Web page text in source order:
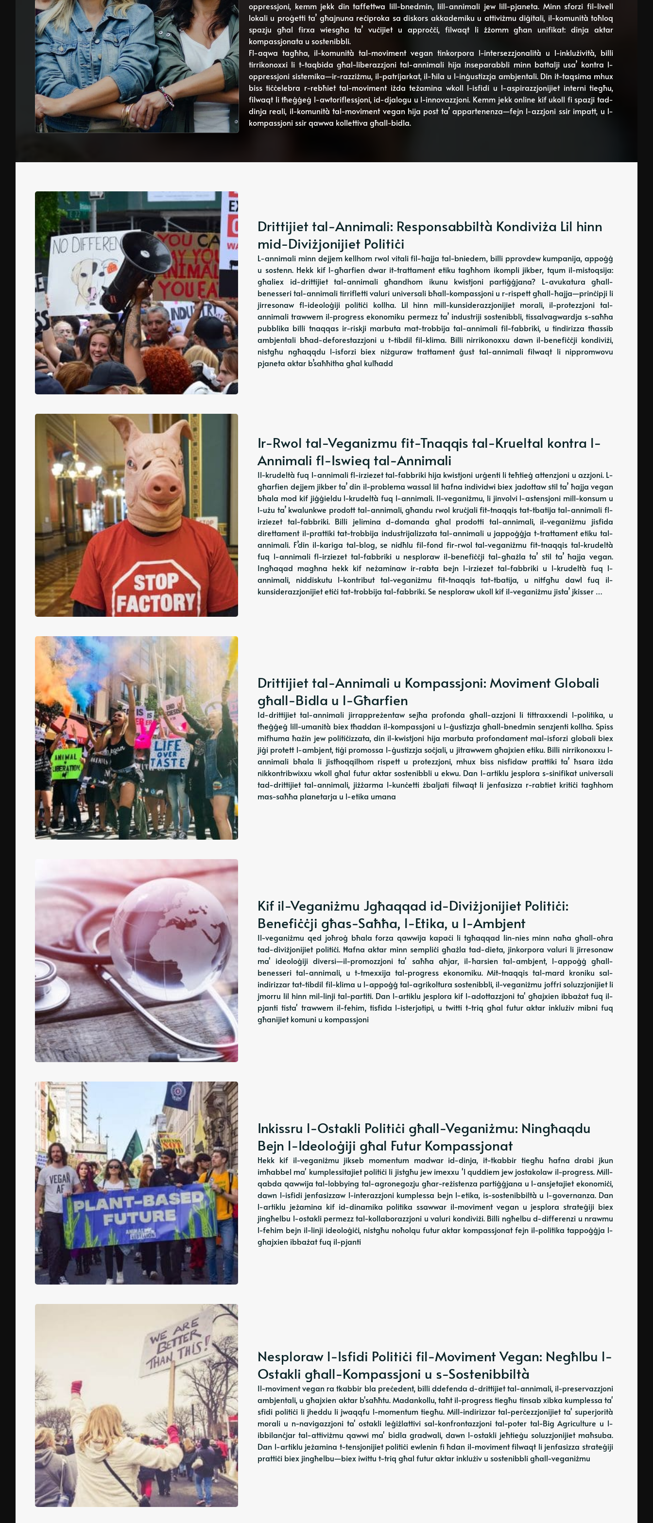
oppressjoni, kemm jekk din taffettwa lill-bnedmin, lill-annimali jew lill-pjaneta. Minn sforzi fil-livell
lokali u proġetti ta’ għajnuna reċiproka sa diskors akkademiku u attiviżmu diġitali, il-komunità toħloq
spazju għal firxa wiesgħa ta’ vuċijiet u approċċi, filwaqt li żżomm għan unifikat: dinja aktar
kompassjonata u sostenibbli.
Fl-aqwa tagħha, il-komunità tal-moviment vegan tinkorpora l-intersezzjonalità u l-inklużività, billi
tirrikonoxxi li t-taqbida għal-liberazzjoni tal-annimali hija inseparabbli minn battalji usa’ kontra l-
oppressjoni sistemika—ir-razziżmu, il-patrijarkat, il-ħila u l-inġustizzja ambjentali. Din it-taqsima mhux
biss tiċċelebra r-rebħiet tal-moviment iżda teżamina wkoll l-isfidi u l-aspirazzjonijiet interni tiegħu,
filwaqt li tħeġġeġ l-awtoriflessjoni, id-djalogu u l-innovazzjoni. Kemm jekk online kif ukoll fi spazji tad-
dinja reali, il-komunità tal-moviment vegan hija post ta’ appartenenza—fejn l-azzjoni ssir impatt, u l-
kompassjoni ssir qawwa kollettiva għall-bidla.
Drittijiet tal-Annimali: Responsabbiltà Kondiviża Lil hinn
mid-Diviżjonijiet Politiċi
L-annimali minn dejjem kellhom rwol vitali fil-ħajja tal-bniedem, billi pprovdew kumpanija, appoġġ
u sostenn. Hekk kif l-għarfien dwar it-trattament etiku tagħhom ikompli jikber, tqum il-mistoqsija:
għaliex id-drittijiet tal-annimali għandhom ikunu kwistjoni partiġġjana? L-avukatura għall-
benesseri tal-annimali tirrifletti valuri universali bħall-kompassjoni u r-rispett għall-ħajja—prinċipji li
jirresonaw fl-ideoloġiji politiċi kollha. Lil hinn mill-kunsiderazzjonijiet morali, il-protezzjoni tal-
annimali trawwem il-progress ekonomiku permezz ta’ industriji sostenibbli, tissalvagwardja s-saħħa
pubblika billi tnaqqas ir-riskji marbuta mat-trobbija tal-annimali fil-fabbriki, u tindirizza tħassib
ambjentali bħad-deforestazzjoni u t-tibdil fil-klima. Billi nirrikonoxxu dawn il-benefiċċji kondiviżi,
nistgħu ngħaqqdu l-isforzi biex niżguraw trattament ġust tal-annimali filwaqt li nippromwovu
pjaneta aktar b’saħħitha għal kulħadd
Ir-Rwol tal-Veganizmu fit-Tnaqqis tal-Kruel­tal kontra l-
Annimali fl-Iswieq tal-Annimali
Il-krudeltà fuq l-annimali fl-irziezet tal-fabbriki hija kwistjoni urġenti li teħtieġ attenzjoni u azzjoni. L-
għarfien dejjem jikber ta’ din il-problema wassal lil ħafna individwi biex jadottaw stil ta’ ħajja vegan
bħala mod kif jiġġieldu l-krudeltà fuq l-annimali. Il-veganiżmu, li jinvolvi l-astensjoni mill-konsum u
l-użu ta’ kwalunkwe prodott tal-annimali, għandu rwol kruċjali fit-tnaqqis tat-tbatija tal-annimali fl-
irziezet tal-fabbriki. Billi jelimina d-domanda għal prodotti tal-annimali, il-veganiżmu jisfida
direttament il-prattiki tat-trobbija industrijalizzata tal-annimali u jappoġġja t-trattament etiku tal-
annimali. F’din il-kariga tal-blog, se nidħlu fil-fond fir-rwol tal-veganiżmu fit-tnaqqis tal-krudeltà
fuq l-annimali fl-irziezet tal-fabbriki u nesploraw il-benefiċċji tal-għażla ta’ stil ta’ ħajja vegan.
Ingħaqad magħna hekk kif neżaminaw ir-rabta bejn l-irziezet tal-fabbriki u l-krudeltà fuq l-
annimali, niddiskutu l-kontribut tal-veganiżmu fit-tnaqqis tat-tbatija, u nitfgħu dawl fuq il-
kunsiderazzjonijiet etiċi tat-trobbija tal-fabbriki. Se nesploraw ukoll kif il-veganiżmu jista’ jkisser …
Drittijiet tal-Annimali u Kompassjoni: Moviment Globali
għall-Bidla u l-Għarfien
Id-drittijiet tal-annimali jirrappreżentaw sejħa profonda għall-azzjoni li tittraxxendi l-politika, u
tħeġġeġ lill-umanità biex tħaddan il-kompassjoni u l-ġustizzja għall-bnedmin senzjenti kollha. Spiss
mifhuma ħażin jew politiċizzata, din il-kwistjoni hija marbuta profondament mal-isforzi globali biex
jiġi protett l-ambjent, tiġi promossa l-ġustizzja soċjali, u jitrawwem għajxien etiku. Billi nirrikonoxxu l-
annimali bħala li jistħoqqilhom rispett u protezzjoni, mhux biss nisfidaw prattiki ta’ ħsara iżda
nikkontribwixxu wkoll għal futur aktar sostenibbli u ekwu. Dan l-artiklu jesplora s-sinifikat universali
tad-drittijiet tal-annimali, jiżżarma l-kunċetti żbaljati filwaqt li jenfasizza r-rabtiet kritiċi tagħhom
mas-saħħa planetarja u l-etika umana
Kif il-Veganiżmu Jgħaqqad id-Diviżjonijiet Politiċi:
Benefiċċji għas-Saħħa, l-Etika, u l-Ambjent
Il-veganiżmu qed joħroġ bħala forza qawwija kapaċi li tgħaqqad lin-nies minn naħa għall-oħra
tad-diviżjonijiet politiċi. Ħafna aktar minn sempliċi għażla tad-dieta, jinkorpora valuri li jirresonaw
ma' ideoloġiji diversi—il-promozzjoni ta' saħħa aħjar, il-ħarsien tal-ambjent, l-appoġġ għall-
benesseri tal-annimali, u t-tmexxija tal-progress ekonomiku. Mit-tnaqqis tal-mard kroniku sal-
indirizzar tat-tibdil fil-klima u l-appoġġ tal-agrikoltura sostenibbli, il-veganiżmu joffri soluzzjonijiet li
jmorru lil hinn mil-linji tal-partiti. Dan l-artiklu jesplora kif l-adottazzjoni ta' għajxien ibbażat fuq il-
pjanti tista' trawwem il-fehim, tisfida l-isterjotipi, u twitti t-triq għal futur aktar inklużiv mibni fuq
għanijiet komuni u kompassjoni
Inkissru l-Ostakli Politiċi għall-Veganiżmu: Ningħaqdu
Bejn l-Ideoloġiji għal Futur Kompassjonat
Hekk kif il-veganiżmu jikseb momentum madwar id-dinja, it-tkabbir tiegħu ħafna drabi jkun
imħabbel ma' kumplessitajiet politiċi li jistgħu jew imexxu 'l quddiem jew jostakolaw il-progress. Mill-
qabda qawwija tal-lobbying tal-agronegozju għar-reżistenza partiġġjana u l-ansjetajiet ekonomiċi,
dawn l-isfidi jenfasizzaw l-interazzjoni kumplessa bejn l-etika, is-sostenibbiltà u l-governanza. Dan
l-artiklu jeżamina kif id-dinamika politika ssawwar il-moviment vegan u jesplora strateġiji biex
jingħelbu l-ostakli permezz tal-kollaborazzjoni u valuri kondiviżi. Billi ngħelbu d-differenzi u nrawmu
l-fehim bejn il-linji ideoloġiċi, nistgħu noħolqu futur aktar kompassjonat fejn il-politika tappoġġja l-
għajxien ibbażat fuq il-pjanti
Nesploraw l-Isfidi Politiċi fil-Moviment Vegan: Negħlbu l-
Ostakli għall-Kompassjoni u s-Sostenibbiltà
Il-moviment vegan ra tkabbir bla preċedent, billi ddefenda d-drittijiet tal-annimali, il-preservazzjoni
ambjentali, u għajxien aktar b'saħħtu. Madankollu, taħt il-progress tiegħu tinsab xibka kumplessa ta'
sfidi politiċi li jheddu li jwaqqfu l-momentum tiegħu. Mill-indirizzar tal-perċezzjonijiet ta' superjorità
morali u n-navigazzjoni ta' ostakli leġiżlattivi sal-konfrontazzjoni tal-poter tal-Big Agriculture u l-
ibbilanċjar tal-attiviżmu qawwi ma' bidla gradwali, dawn l-ostakli jeħtieġu soluzzjonijiet maħsuba.
Dan l-artiklu jeżamina t-tensjonijiet politiċi ewlenin fi ħdan il-moviment filwaqt li jenfasizza strateġiji
prattiċi biex jingħelbu—biex iwittu t-triq għal futur aktar inklużiv u sostenibbli għall-veganiżmu